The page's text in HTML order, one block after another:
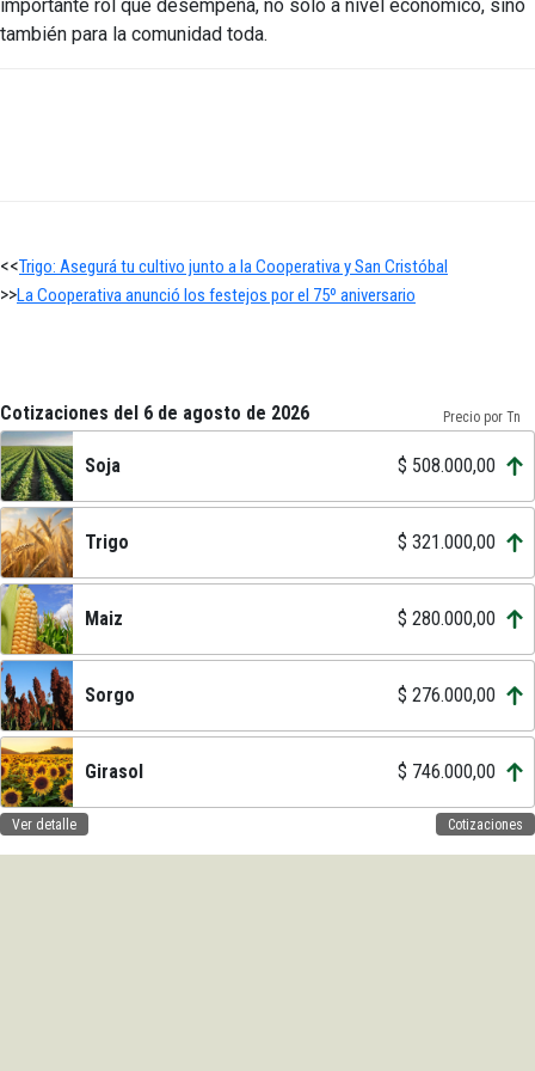
importante rol que desempeña, no sólo a nivel económico, sino
también para la comunidad toda.
<<Trigo: Asegurá tu cultivo junto a la Cooperativa y San Cristóbal
>>La Cooperativa anunció los festejos por el 75º aniversario
Cotizaciones del 6 de agosto de 2026 Precio por Tn
Soja $ 508.000,00
Trigo $ 321.000,00
Maiz $ 280.000,00
Sorgo $ 276.000,00
Girasol $ 746.000,00
Ver detalle Cotizaciones